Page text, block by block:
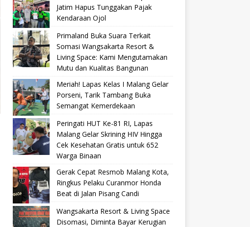
Jatim Hapus Tunggakan Pajak
Kendaraan Ojol
Primaland Buka Suara Terkait
Somasi Wangsakarta Resort &
Living Space: Kami Mengutamakan
Mutu dan Kualitas Bangunan
Meriah! Lapas Kelas I Malang Gelar
Porseni, Tarik Tambang Buka
Semangat Kemerdekaan
Peringati HUT Ke-81 RI, Lapas
Malang Gelar Skrining HIV Hingga
Cek Kesehatan Gratis untuk 652
Warga Binaan
Gerak Cepat Resmob Malang Kota,
Ringkus Pelaku Curanmor Honda
Beat di Jalan Pisang Candi
Wangsakarta Resort & Living Space
Disomasi, Diminta Bayar Kerugian